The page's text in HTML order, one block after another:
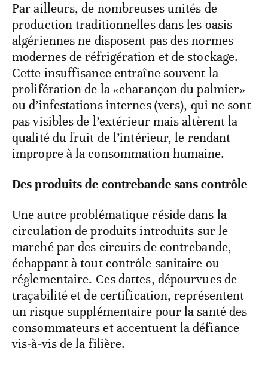
Par ailleurs, de nombreuses unités de
production traditionnelles dans les oasis
algériennes ne disposent pas des normes
modernes de réfrigération et de stockage.
Cette insuffisance entraîne souvent la
prolifération de la «charançon du palmier»
ou d’infestations internes (vers), qui ne sont
pas visibles de l’extérieur mais altèrent la
qualité du fruit de l’intérieur, le rendant
impropre à la consommation humaine.
Des produits de contrebande sans contrôle
Une autre problématique réside dans la
circulation de produits introduits sur le
marché par des circuits de contrebande,
échappant à tout contrôle sanitaire ou
réglementaire. Ces dattes, dépourvues de
traçabilité et de certification, représentent
un risque supplémentaire pour la santé des
consommateurs et accentuent la défiance
vis‑à‑vis de la filière.